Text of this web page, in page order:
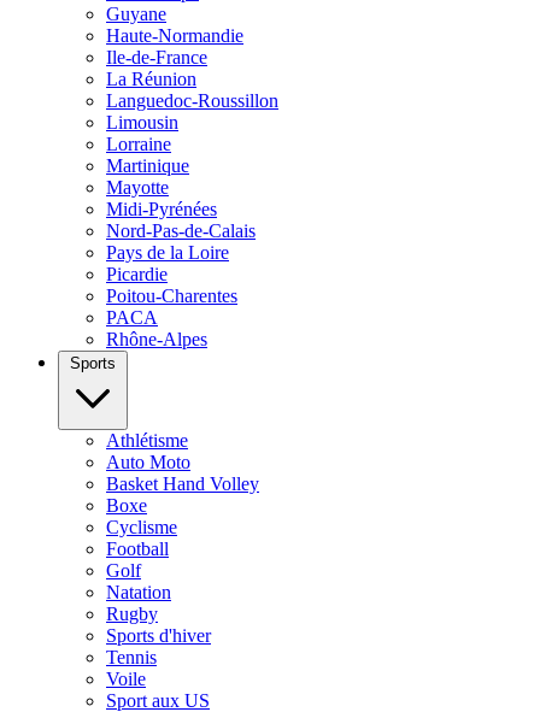
Guyane
Haute-Normandie
Ile-de-France
La Réunion
Languedoc-Roussillon
Limousin
Lorraine
Martinique
Mayotte
Midi-Pyrénées
Nord-Pas-de-Calais
Pays de la Loire
Picardie
Poitou-Charentes
PACA
Rhône-Alpes
Sports
Athlétisme
Auto Moto
Basket Hand Volley
Boxe
Cyclisme
Football
Golf
Natation
Rugby
Sports d'hiver
Tennis
Voile
Sport aux US